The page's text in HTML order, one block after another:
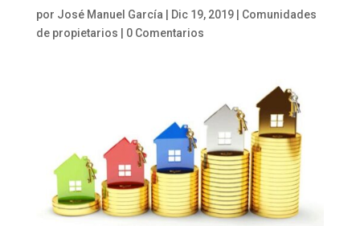
por José Manuel García Dic 19, 2019| Comunidades
de propietarios
0 Comentarios